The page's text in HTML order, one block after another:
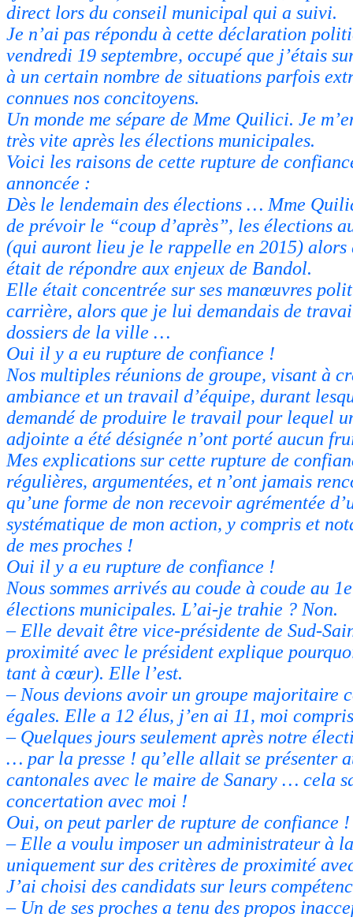
direct lors du conseil municipal qui a suivi.
Je n’ai pas répondu à cette déclaration
vendredi 19 septembre, occupé que j’étais
à un certain nombre de situations parfois
connues nos concitoyens.
Un monde me sépare de Mme Quilici. Je
très vite après les élections municipales.
Voici les raisons de cette rupture de
annoncée :
Dès le lendemain des élections … Mme
de prévoir le “coup d’après”, les élections
(qui auront lieu je le rappelle en 2015) alors
était de répondre aux enjeux de Bandol.
Elle était concentrée sur ses manœuvres
carrière, alors que je lui demandais de
dossiers de la ville …
Oui il y a eu rupture de confiance !
Nos multiples réunions de groupe, visant à
ambiance et un travail d’équipe, durant
demandé de produire le travail pour lequel
adjointe a été désignée n’ont porté aucun
Mes explications sur cette rupture de
régulières, argumentées, et n’ont jamais
qu’une forme de non recevoir agrémentée
systématique de mon action, y compris et
de mes proches !
Oui il y a eu rupture de confiance !
Nous sommes arrivés au coude à coude au
élections municipales. L’ai-je trahie ? Non.
– Elle devait être vice-présidente de Sud-
proximité avec le président explique
tant à cœur). Elle l’est.
– Nous devions avoir un groupe majoritaire
égales. Elle a 12 élus, j’en ai 11, moi
– Quelques jours seulement après notre
… par la presse ! qu’elle allait se présenter
cantonales avec le maire de Sanary … cela
concertation avec moi !
Oui, on peut parler de rupture de confiance !
– Elle a voulu imposer un administrateur à
uniquement sur des critères de proximité
J’ai choisi des candidats sur leurs
– Un de ses proches a tenu des propos